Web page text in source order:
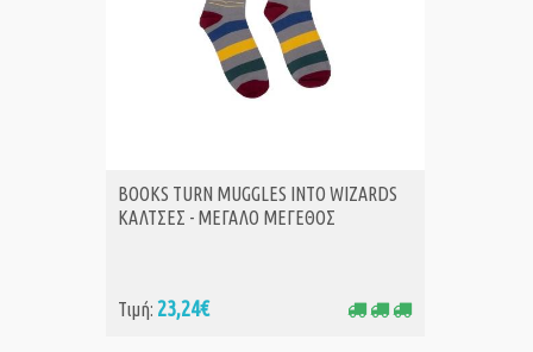
ΑΓΟΡΑ
BOOKS TURN MUGGLES INTO WIZARDS
ΚΑΛΤΣΕΣ - ΜΕΓΑΛΟ ΜΕΓΕΘΟΣ
Τιμή: 23,24€